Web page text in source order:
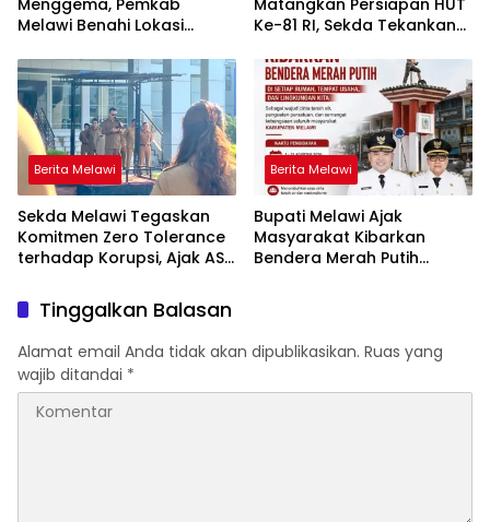
Melawi Benahi Lokasi
Ke-81 RI, Sekda Tekankan
Jawab Panitia
Berita Melawi
Sekda Melawi Tegaskan
Komitmen Zero Tolerance
terhadap Korupsi, Ajak ASN
Dukung SPI KPK
Berita Melawi
Bupati Melawi Ajak
Masyarakat Kibarkan
Bendera Merah Putih
Tinggalkan Balasan
Alamat email Anda tidak akan dipublikasikan. Ruas yang
wajib ditandai *